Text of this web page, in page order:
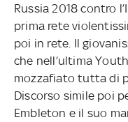
Russia 2018 contro
prima rete
poi in rete. Il
che nell’ultima
mozzafiato tutta di
Discorso simile poi
Embleton e il suo